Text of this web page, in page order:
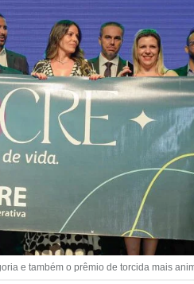
e também o prêmio de torcida mais